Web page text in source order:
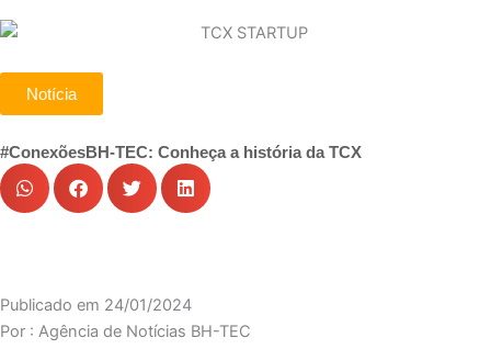
Notícia
#ConexõesBH-TEC: Conheça a história da TCX
Publicado em 24/01/2024
Por : Agência de Notícias BH-TEC